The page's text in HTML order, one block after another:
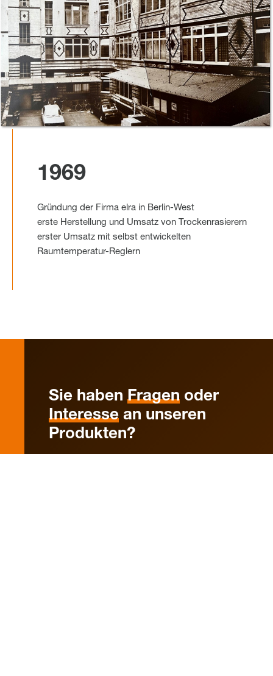
1969
Gründung der Firma elra in Berlin-West
erste Herstellung und Umsatz von Trockenrasierern
erster Umsatz mit selbst entwickelten
Raumtemperatur-Reglern
Sie haben Fragen oder
Interesse an unseren
Produkten?